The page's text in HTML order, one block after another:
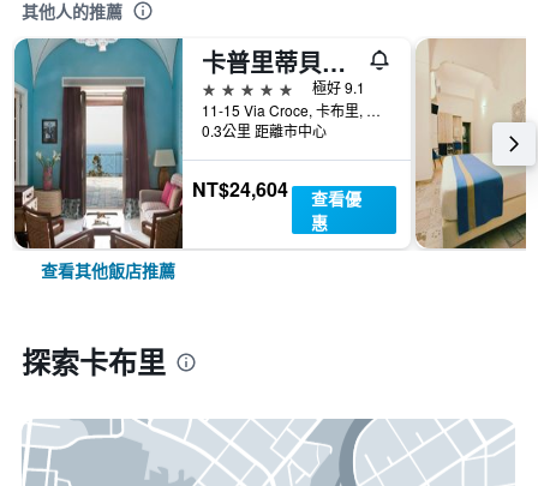
其他人的推薦
卡普里蒂貝宮酒店 - 卡布利
5星級
極好 9.1
11-15 Via Croce, 卡布里, 那不勒斯省, 義大利
0.3公里 距離市中心
NT$24,604
查看優
惠
查看其他飯店推薦
探索卡布里